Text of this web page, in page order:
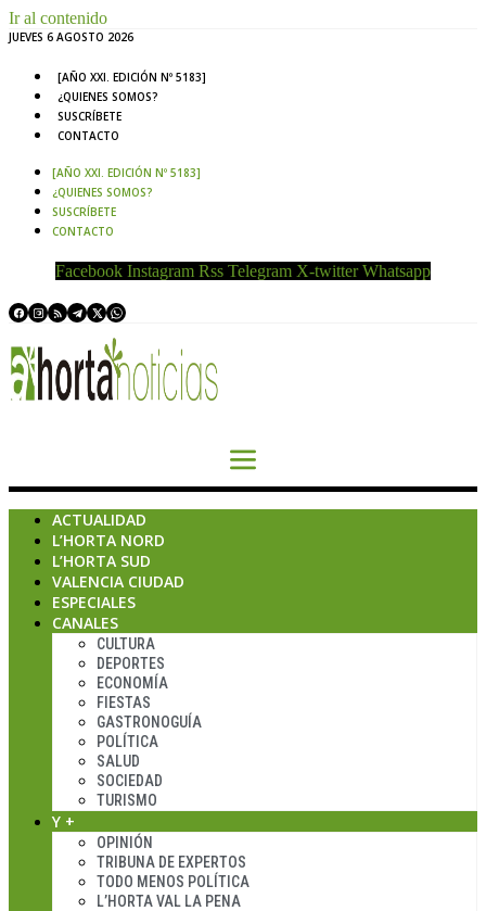
Ir al contenido
JUEVES 6 AGOSTO 2026
[AÑO XXI. EDICIÓN Nº 5183]
¿QUIENES SOMOS?
SUSCRÍBETE
CONTACTO
[AÑO XXI. EDICIÓN Nº 5183]
¿QUIENES SOMOS?
SUSCRÍBETE
CONTACTO
Facebook Instagram Rss Telegram X-twitter Whatsapp
ACTUALIDAD
L’HORTA NORD
L’HORTA SUD
VALENCIA CIUDAD
ESPECIALES
CANALES
CULTURA
DEPORTES
ECONOMÍA
FIESTAS
GASTRONOGUÍA
POLÍTICA
SALUD
SOCIEDAD
TURISMO
Y +
OPINIÓN
TRIBUNA DE EXPERTOS
TODO MENOS POLÍTICA
L’HORTA VAL LA PENA